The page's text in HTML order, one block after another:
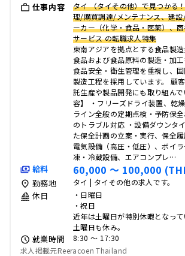
仕事内容
タイ （タイその他）で見つかる
理/購買調達/メンテナンス、建
ーカー（化学・食品・医薬）、
サービス の転職求人特集
東南アジアを拠点とする食品製
食品および食品原料の製造・加工
食品安全・衛生管理を重視し、
製造工程を採用しています。 顧
託生産や製品開発にも取り組ん
容】 ・フリーズドライ装置、乾
ライン全般の定期点検・予防保
のトラブル対応 ・設備ダウンタ
た保全計画の立案・実行、保全
電気設備（高圧・低圧）、ボイ
凍・冷蔵設備、エアコンプレ…
給料 60,000 〜 100,000
勤務地 タイ | タイその他の求人です。
休日
・日曜日
・祝日
近年は土曜日が特別休暇となっ
土曜日も休み。
就業時間
8:30 〜 17:30
求人掲載元Reeracoen Thailand